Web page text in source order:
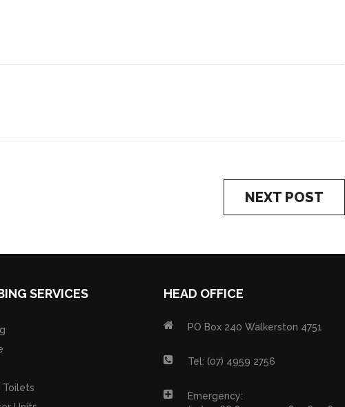
NEXT POST
SERVICES
Toilets
HEAD OFFICE
PO Box 240 Walkerston 4751
Tel: (07) 4959 2756
Emergency: